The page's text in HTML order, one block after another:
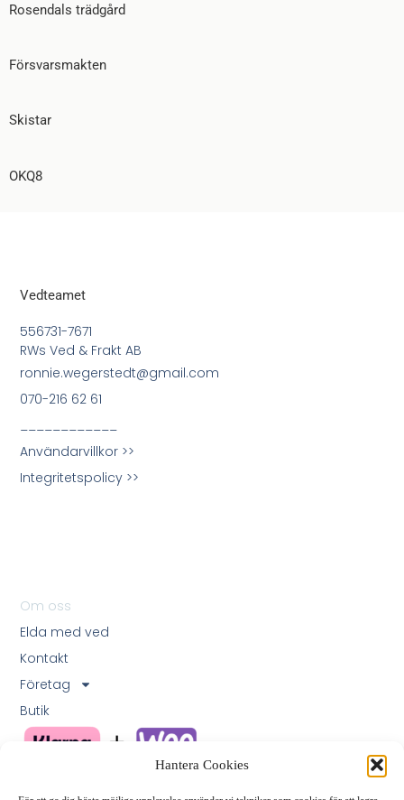
Hantera Cookies
Rosendals trädgård
Försvarsmakten
Skistar
OKQ8
Vedteamet
556731-7671
RWs Ved & Frakt AB
ronnie.wegerstedt@gmail.com
070-216 62 61
Användarvillkor >>
Integritetspolicy >>
Om oss
Elda med ved
Kontakt
Företag
Butik